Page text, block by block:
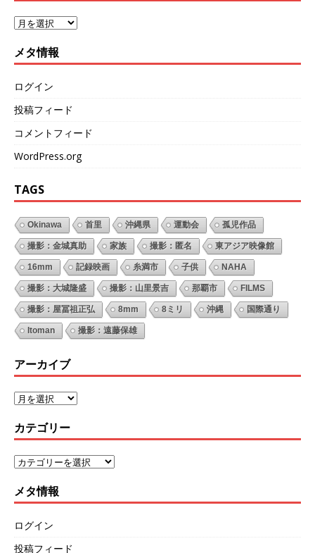
メタ情報
ログイン
投稿フィード
コメントフィード
WordPress.org
TAGS
Okinawa 首里 沖縄県 運動会 孤児作品
撮影：金城真助 家族 撮影：匿名 東アジア映像館
16mm 記録映画 糸満市 子供 NAHA
撮影：大城隆盛 撮影：山里景吉 那覇市 FILMS
撮影：屋冨祖正弘 8mm 8ミリ 沖縄 国際通り
Itoman 撮影：遠藤保雄
アーカイブ
カテゴリー
メタ情報
ログイン
投稿フィード